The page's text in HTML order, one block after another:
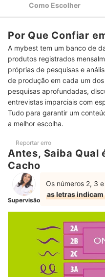
Se Prefere Usar
Top 10 Melhores Hidratantes
Use Técnicas como a Fitagem
Hidratante para Cabelos
Perguntas Frequentes sobre
Com que Frequência é Indicado
Além de Fazer a Hidratação
Combater o Ressecamento dos
É Verdade que Cabelos
Frizz? Como Amenizar esse
Confira Mais Produtos para
Como Escolher
Por Que Confiar
A mybest tem um banco de
produtos registrados
próprias de pesquisas e
de produção em cada um
pesquisas aprofundadas,
entrevistas imparciais com
Tudo para garantir um
a melhor escolha.
Reportar erro
Antes, Saiba Qual
Cacho
Supervisão
Os números 2, 3
as letras